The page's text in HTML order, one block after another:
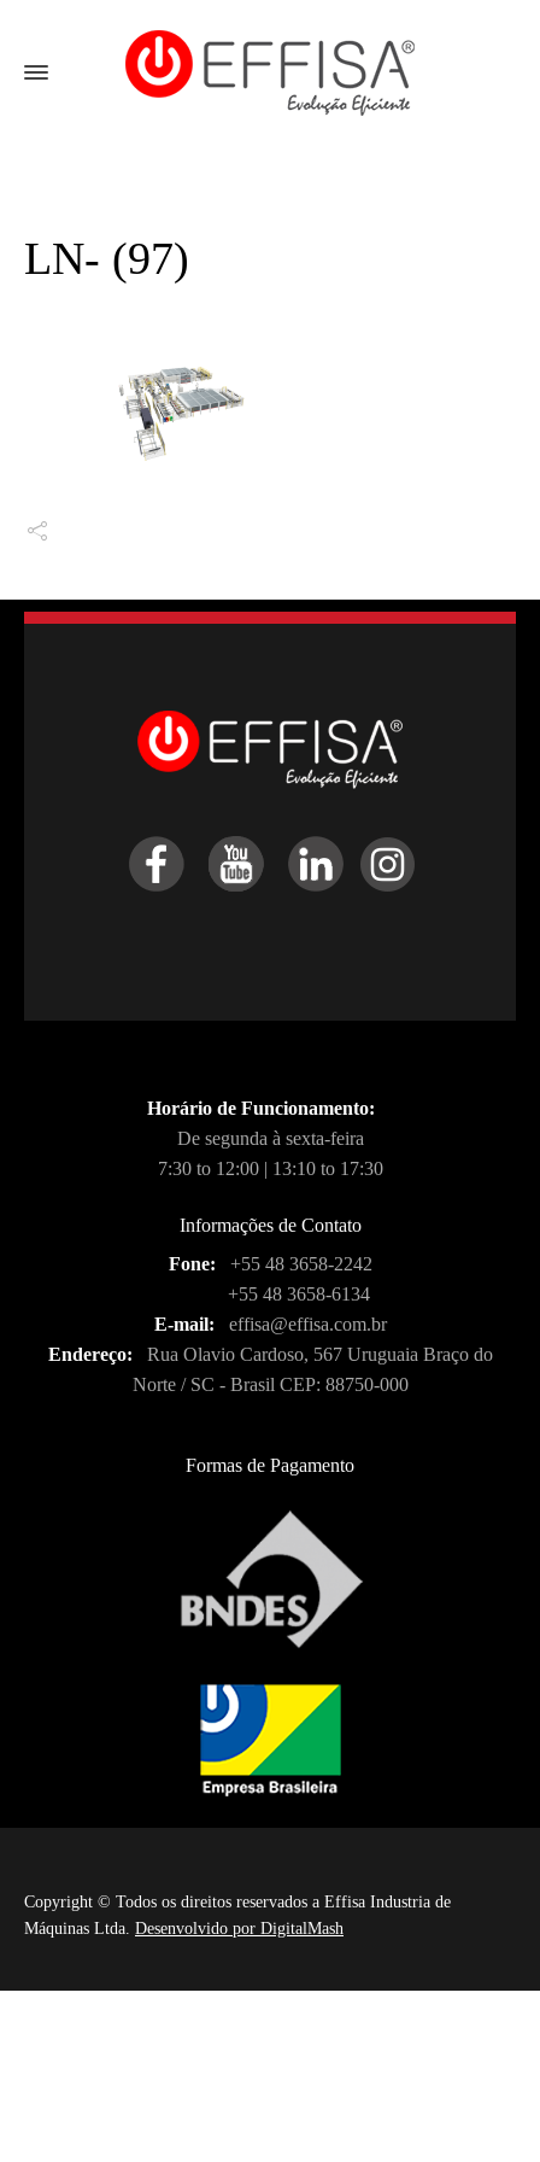
LN- (97)
Horário de Funcionamento:
De segunda à sexta-feira
7:30 to 12:00 | 13:10 to 17:30
Informações de Contato
Fone:
+55 48 3658-2242
+55 48 3658-6134
E-mail:
effisa@effisa.com.br
Endereço:
Rua Olavio Cardoso, 567 Uruguaia Braço do
Norte / SC - Brasil CEP: 88750-000
Formas de Pagamento
Copyright © Todos os direitos reservados a Effisa Industria de
Máquinas Ltda. Desenvolvido por DigitalMash